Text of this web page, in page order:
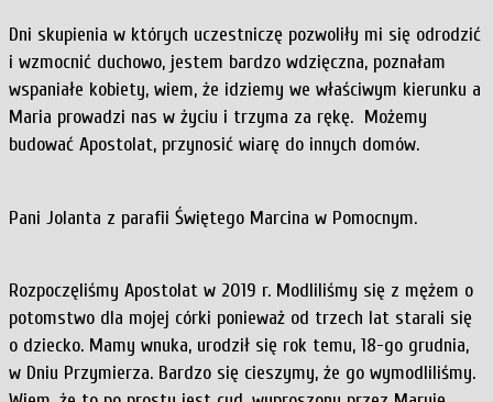
Dni skupienia w których uczestniczę pozwoliły mi się odrodzić
i wzmocnić duchowo, jestem bardzo wdzięczna, poznałam
wspaniałe kobiety, wiem, że idziemy we właściwym kierunku a
Maria prowadzi nas w życiu i trzyma za rękę. Możemy
budować Apostolat, przynosić wiarę do innych domów.
Pani Jolanta z parafii Świętego Marcina w Pomocnym.
Rozpoczęliśmy Apostolat w 2019 r. Modliliśmy się z mężem o
potomstwo dla mojej córki ponieważ od trzech lat starali się
o dziecko. Mamy wnuka, urodził się rok temu, 18-go grudnia,
w Dniu Przymierza. Bardzo się cieszymy, że go wymodliliśmy.